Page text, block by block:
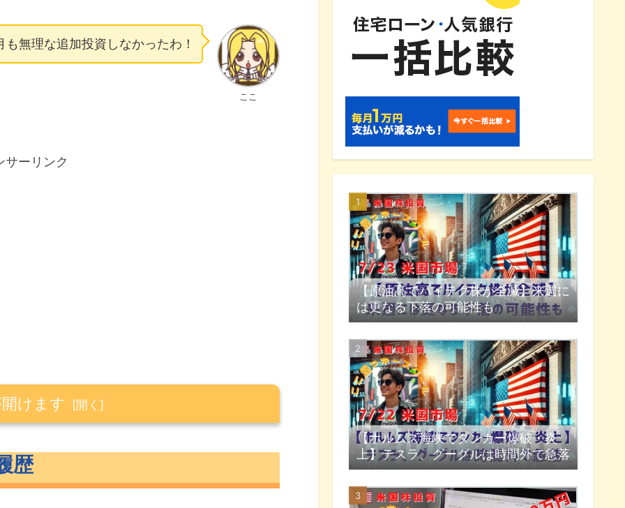
ここ
も無理な追加投資しなかったわ！
サーリンク
けます
）歴
【原油高でハイテク株が全滅】来週に
は更なる下落の可能性も
【ホルムズ海峡でタンカー爆破・炎
上】テスラ、グーグルは時間外で急落